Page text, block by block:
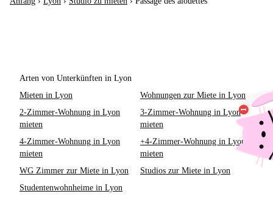
Arten von Unterkünften in Lyon
Mieten in Lyon
Wohnungen zur Miete in Lyon
2-Zimmer-Wohnung in Lyon
mieten
3-Zimmer-Wohnung in Lyon
mieten
4-Zimmer-Wohnung in Lyon
mieten
+4-Zimmer-Wohnung in Lyon
mieten
WG Zimmer zur Miete in Lyon
Studios zur Miete in Lyon
Studentenwohnheime in Lyon